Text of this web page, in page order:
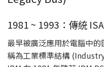
1981 ~ 1993：傳統 ISA
最早被廣泛應用於電腦中
稱為工業標準結構